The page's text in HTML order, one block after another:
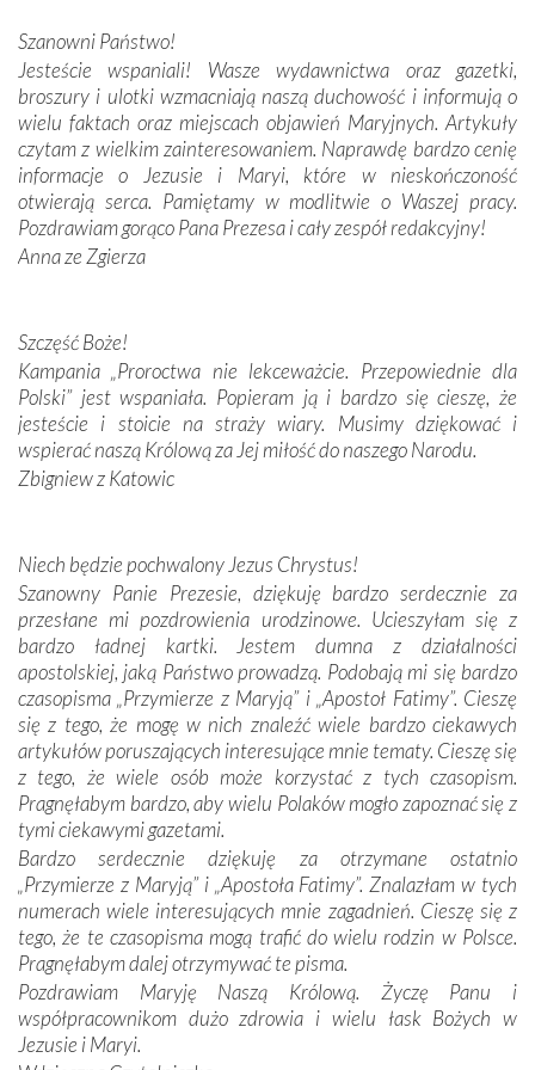
budowniczych.
Podążyliśmy też śladami fatimskich wizjonerów – Łucji
dos Santos oraz świętych Hiacynty i Franciszka Marto.
Modliliśmy się przy ich grobach. Odprawiliśmy Drogę
Krzyżową w ich rodzinnych stronach, odwiedziliśmy
domy, w których żyli.
W miejscu objawień Matki Bożej zapaliliśmy świece
Podczas tej kilkudniowej wyprawy na każdym kroku
spotykaliśmy się z serdeczną otwartością
Portugalczyków. Podziwialiśmy ich ludową sztukę i
zwyczaje. Mimo że nasze kraje są od siebie bardzo
oddalone, w żaden sposób nie czuliśmy się obco.
Sprawiła to oczywiście sama Matka Boża, ale też
kulturowa bliskość biorąca swój początek w naszej
mieliśmy okazję przekonać się, że Maryja swoją opieką
otacza nie tylko nasz naród, lecz wszystkie nacje, które
się Jej ufnie oddają, a także każdą osobę, która zawierza
Jej siebie oraz swych bliskich.
Dzieje Portugalii to również historia wierności Bogu i
odstępstw, także w życiu władców. Trudne momenty w
wymiarze tak osobistym, jak i zbiorowym, przypominają o
konieczności ciągłego zabiegania o własną duszę i o łaskę
Opatrzności. Wierność przynosi pomyślność –
przynajmniej w życiu duchowym. Odstępstwo owocuje
nieszczęściem i śmiercią. Te uniwersalne prawdy
przychodziły na myśl, gdy słuchaliśmy opowieści
przewodników o portugalskich monarchach i wodzach,
zwycięskich bitwach i nieszczęśliwych losach grzesznych
kochanków.
Byli tym razem pośród Apostołów Fatimy reprezentanci
każdego spośród żyjących pokoleń. Najmłodszy uczestnik
Szanowni Państwo!
Jesteście wspaniali! Wasze wydawnictwa oraz gazetki,
broszury i ulotki wzmacniają naszą duchowość i informują o
wielu faktach oraz miejscach objawień Maryjnych. Artykuły
czytam z wielkim zainteresowaniem. Naprawdę bardzo cenię
informacje o Jezusie i Maryi, które w nieskończoność
otwierają serca. Pamiętamy w modlitwie o Waszej pracy.
Pozdrawiam gorąco Pana Prezesa i cały zespół redakcyjny!
Anna ze Zgierza
Szczęść Boże!
Kampania „Proroctwa nie lekceważcie. Przepowiednie dla
Polski” jest wspaniała. Popieram ją i bardzo się cieszę, że
jesteście i stoicie na straży wiary. Musimy dziękować i
wspierać naszą Królową za Jej miłość do naszego Narodu.
Zbigniew z Katowic
Niech będzie pochwalony Jezus Chrystus!
Szanowny Panie Prezesie, dziękuję bardzo serdecznie za
przesłane mi pozdrowienia urodzinowe. Ucieszyłam się z
bardzo ładnej kartki. Jestem dumna z działalności
apostolskiej, jaką Państwo prowadzą. Podobają mi się bardzo
czasopisma „Przymierze z Maryją” i „Apostoł Fatimy”. Cieszę
się z tego, że mogę w nich znaleźć wiele bardzo ciekawych
artykułów poruszających interesujące mnie tematy. Cieszę się
z tego, że wiele osób może korzystać z tych czasopism.
Pragnęłabym bardzo, aby wielu Polaków mogło zapoznać się z
tymi ciekawymi gazetami.
Bardzo serdecznie dziękuję za otrzymane ostatnio
„Przymierze z Maryją” i „Apostoła Fatimy”. Znalazłam w tych
numerach wiele interesujących mnie zagadnień. Cieszę się z
tego, że te czasopisma mogą trafić do wielu rodzin w Polsce.
Pragnęłabym dalej otrzymywać te pisma.
Pozdrawiam Maryję Naszą Królową. Życzę Panu i
współpracownikom dużo zdrowia i wielu łask Bożych w
Jezusie i Maryi.